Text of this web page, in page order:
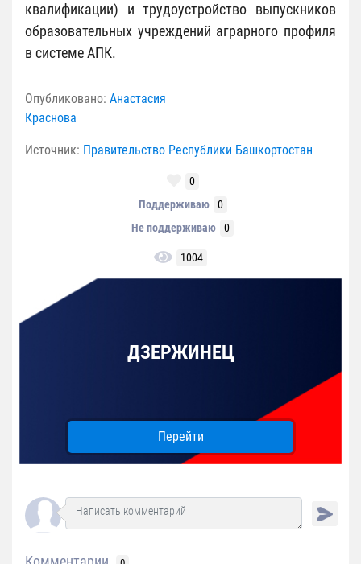
квалификации) и трудоустройство выпускников
образовательных учреждений аграрного профиля
в системе АПК.
Опубликовано: Анастасия
Краснова
Источник: Правительство Республики Башкортостан
0
Поддерживаю
0
Не поддерживаю
0
1004
ДЗЕРЖИНЕЦ
Перейти